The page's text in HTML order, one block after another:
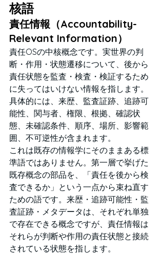
核語
責任情報（Accountability-
Relevant Information）
責任OSの中核概念です。実世界の判
断・作用・状態遷移について、後から
責任状態を監査・検査・検証するため
に失ってはいけない情報を指します。
具体的には、来歴、監査証跡、追跡可
能性、関与者、権限、根拠、確認状
態、未確認条件、順序、場所、影響範
囲、不可逆性が含まれます。
これは既存の情報学にそのままある標
準語ではありません。第一層で挙げた
既存概念の部品を、「責任を後から検
査できるか」という一点から束ね直す
ための語です。来歴・追跡可能性・監
査証跡・メタデータは、それぞれ単独
で存在できる概念ですが、責任情報は
それらが判断や作用の責任状態と接続
されている状態を指します。